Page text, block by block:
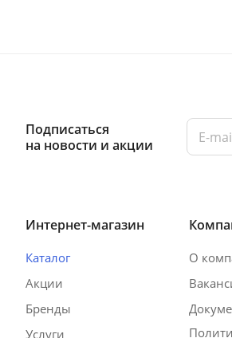
Подписаться
на новости и акции
Интернет-магазин
Каталог
Акции
Бренды
Услуги
О